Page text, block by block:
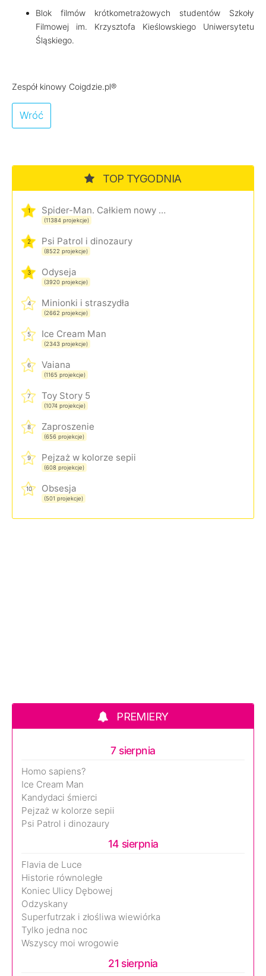
Blok filmów krótkometrażowych studentów Szkoły
Filmowej im. Krzysztofa Kieślowskiego Uniwersytetu
Śląskiego.
Zespół kinowy Coigdzie.pl®
Wróć
TOP TYGODNIA
1 Spider-Man. Całkiem nowy dzień
(11384 projekcje)
2 Psi Patrol i dinozaury
(8522 projekcje)
3 Odyseja
(3920 projekcje)
4 Minionki i straszydła
(2662 projekcje)
5 Ice Cream Man
(2343 projekcje)
6 Vaiana
(1165 projekcje)
7 Toy Story 5
(1074 projekcje)
8 Zaproszenie
(656 projekcje)
9 Pejzaż w kolorze sepii
(608 projekcje)
10 Obsesja
(501 projekcje)
PREMIERY
7 sierpnia
Homo sapiens?
Ice Cream Man
Kandydaci śmierci
Pejzaż w kolorze sepii
Psi Patrol i dinozaury
14 sierpnia
Flavia de Luce
Historie równoległe
Koniec Ulicy Dębowej
Odzyskany
Superfutrzak i złośliwa wiewiórka
Tylko jedna noc
Wszyscy moi wrogowie
21 sierpnia